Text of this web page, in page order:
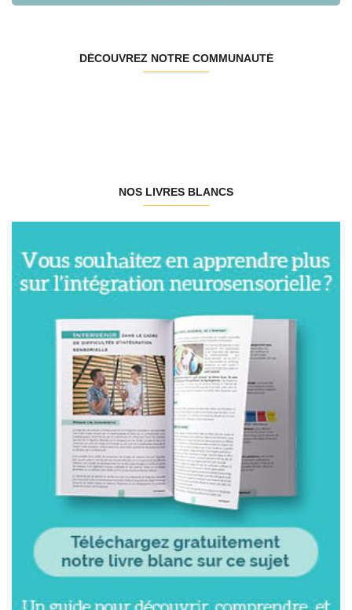
DÉCOUVREZ NOTRE COMMUNAUTÉ
NOS LIVRES BLANCS